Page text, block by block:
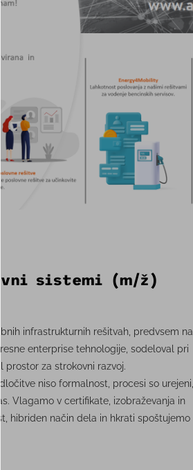
sistemi (m/ž)
infrastrukturnih rešitvah, predvsem na
enterprise tehnologije, sodeloval pri
prostor za strokovni razvoj.
niso formalnost, procesi so urejeni,
Vlagamo v certifikate, izobraževanja in
hibriden način dela in hkrati spoštujemo